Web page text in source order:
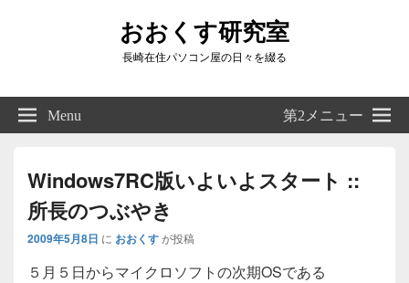
おおくす研究室
長崎在住パソコン屋の日々を綴る
Right
Sidebar
Widget
Menu 第2メニュー
Windows7RC版いよいよスタート ::
所長のつぶやき
2009年5月8日 に おおくすが投稿
５月５日からマイクロソフトの次期OSである